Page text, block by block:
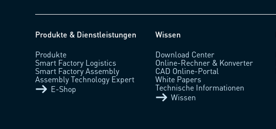
Produkte & Dienstleistungen
Produkte
Smart Factory Logistics
Smart Factory Assembly
Assembly Technology Expert
E-Shop
Wissen
Download Center
Online-Rechner & Konverter
CAD Online-Portal
White Papers
Technische Informationen
Wissen